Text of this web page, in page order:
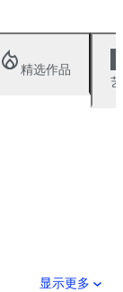
精选作品
显示更多